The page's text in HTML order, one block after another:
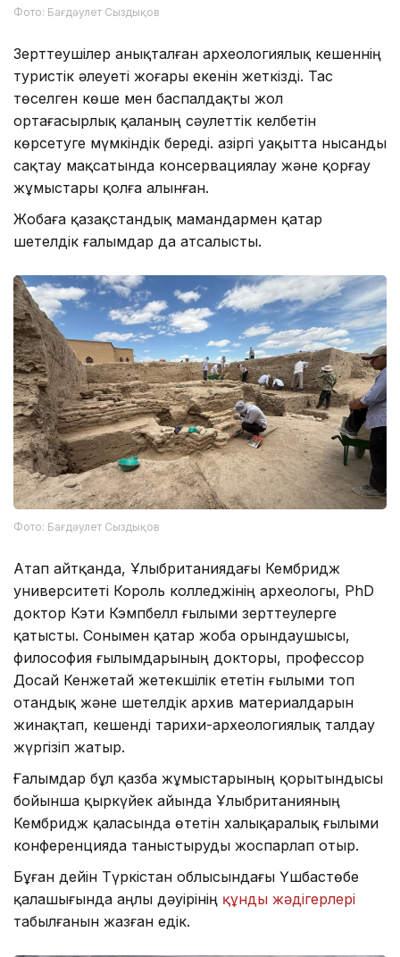
Фото: Бағдәулет Сыздықов
Зерттеушілер анықталған археологиялық кешеннің
туристік әлеуеті жоғары екенін жеткізді. Тас
төселген көше мен баспалдақты жол
ортағасырлық қаланың сәулеттік келбетін
көрсетуге мүмкіндік береді. Қазіргі уақытта нысанды
сақтау мақсатында консервациялау және қорғау
жұмыстары қолға алынған.
Жобаға қазақстандық мамандармен қатар
шетелдік ғалымдар да атсалысты.
Фото: Бағдәулет Сыздықов
Атап айтқанда, Ұлыбританиядағы Кембридж
университеті Король колледжінің археологы, PhD
доктор Кэти Кэмпбелл ғылыми зерттеулерге
қатысты. Сонымен қатар жоба орындаушысы,
философия ғылымдарының докторы, профессор
Досай Кенжетай жетекшілік ететін ғылыми топ
отандық және шетелдік архив материалдарын
жинақтап, кешенді тарихи-археологиялық талдау
жүргізіп жатыр.
Ғалымдар бұл қазба жұмыстарының қорытындысы
бойынша қыркүйек айында Ұлыбританияның
Кембридж қаласында өтетін халықаралық ғылыми
конференцияда таныстыруды жоспарлап отыр.
Бұған дейін Түркістан облысындағы Үшбастөбе
қалашығында Қаңлы дәуірінің құнды жәдігерлері
табылғанын жазған едік.